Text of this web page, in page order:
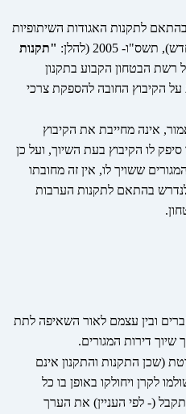
לתקנות האגודות השיתופיות
2005 (להלן:
"תקנות
רשת הבטחון הקבוע בתקנון
על הקיבוץ החובה להספקת צרכי
אינה מחייבת את הקיבוץ
לו הקיבוץ בעת השיוך, ועל כן
ששויך לו, אין זה מחובתו
בהתאם לתקנות הערבות
ובין עצמם לאור השאיפה לתת
שיוך דירות המגורים.
(שכן התקנות והתקנון אינם
לקרן ויחולקו באופן בו כל
(- לפי העניין) את הערך